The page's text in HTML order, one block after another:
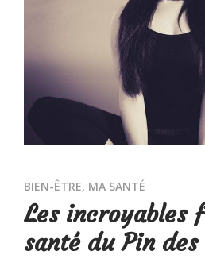
BIEN-ÊTRE, MA SANTÉ
Les incroyables
santé du Pin des